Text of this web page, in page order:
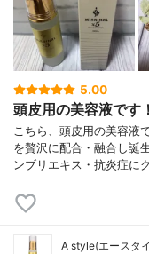
5.00
頭皮用の美容液です
こちら、頭皮用の美容液
を贅沢に配合・融合し誕
ンブリエキス・抗炎症に
A style(エースタ